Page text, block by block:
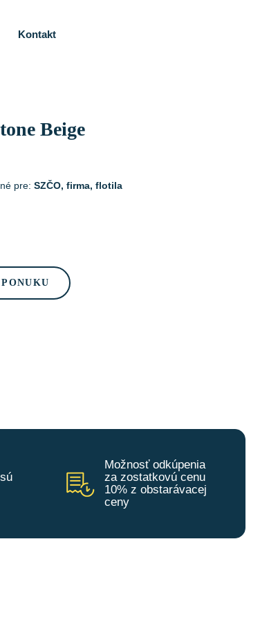
Kontakt
Beige
pre: SZČO, firma, flotila
Možnosť odkúpenia
za zostatkovú cenu
10% z obstarávacej
ceny